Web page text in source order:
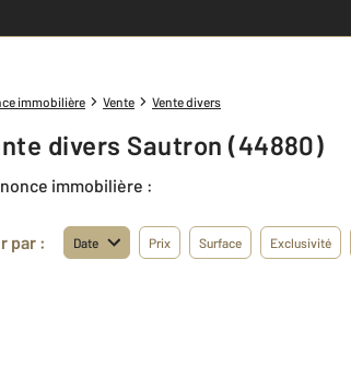
immobilière Vente Vente divers
divers Sautron (44880)
immobilière :
par : Date Prix Surface Exclusivité